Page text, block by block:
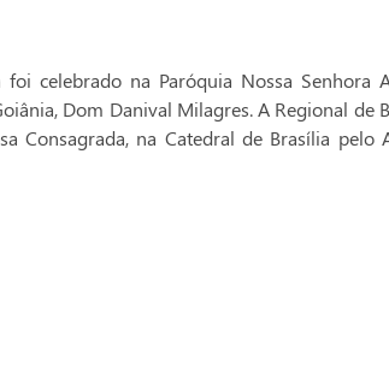
celebrado na Paróquia Nossa Senhora
Dom Danival Milagres. A Regional de
Consagrada, na Catedral de Brasília pelo